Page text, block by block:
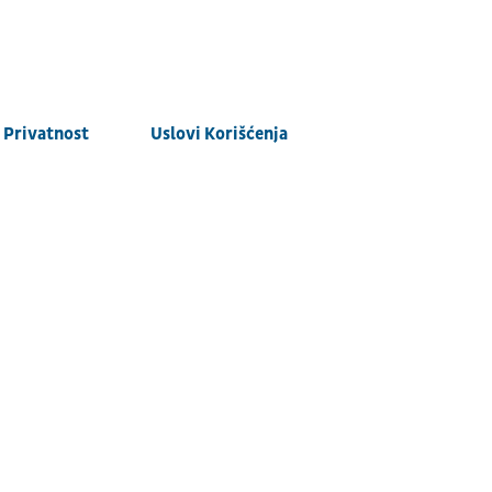
Privatnost
Uslovi Korišćenja